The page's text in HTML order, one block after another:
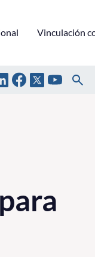
Vinculación